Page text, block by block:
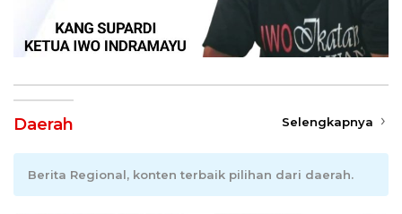
Daerah Selengkapnya
Berita Regional, konten terbaik pilihan dari daerah.